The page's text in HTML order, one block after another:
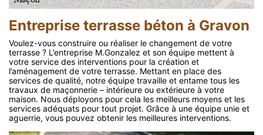
Entreprise terrasse béton à Gravon
Voulez-vous construire ou réaliser le changement de votre
terrasse ? L’entreprise M.Gonzalez et son équipe mettent à
votre service des interventions pour la création et
l’aménagement de votre terrasse. Mettant en place des
services de qualité, notre équipe travaille et entame tous les
travaux de maçonnerie – intérieure ou extérieure à votre
maison. Nous déployons pour cela les meilleurs moyens et les
services adéquats pour tout projet. Grâce à une équipe unie et
aguerrie, vous pouvez obtenir les meilleures interventions.